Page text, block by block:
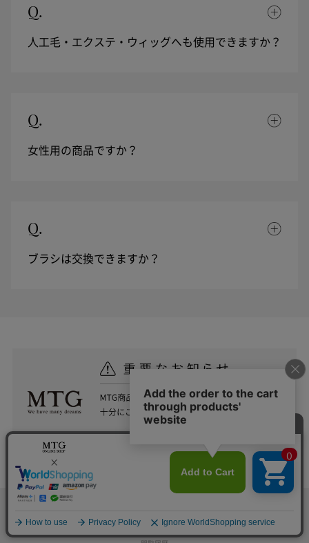
Q.
人工毛・エクステ・ウィッグへも使用できますか？
Q.
女性用の商品ですか？
Q.
ブラシは交換できますか？
YOU VIEWED